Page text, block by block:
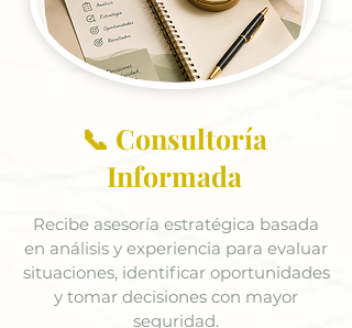
📞 Consultoría
Informada
Recibe asesoría estratégica basada
en análisis y experiencia para evaluar
situaciones, identificar oportunidades
y tomar decisiones con mayor
seguridad.